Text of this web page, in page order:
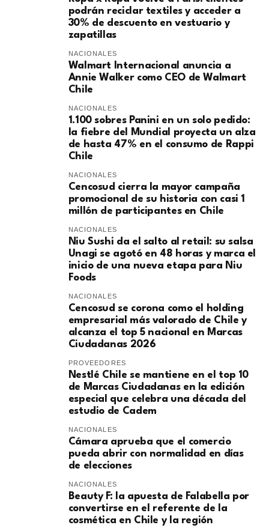
podrán reciclar textiles y acceder a
30% de descuento en vestuario y
zapatillas
NACIONALES
Walmart Internacional anuncia a
Annie Walker como CEO de Walmart
Chile
NACIONALES
1.100 sobres Panini en un solo pedido:
la fiebre del Mundial proyecta un alza
de hasta 47% en el consumo de Rappi
Chile
NACIONALES
Cencosud cierra la mayor campaña
promocional de su historia con casi 1
millón de participantes en Chile
NACIONALES
Niu Sushi da el salto al retail: su salsa
Unagi se agotó en 48 horas y marca el
inicio de una nueva etapa para Niu
Foods
NACIONALES
Cencosud se corona como el holding
empresarial más valorado de Chile y
alcanza el top 5 nacional en Marcas
Ciudadanas 2026
PROVEEDORES
Nestlé Chile se mantiene en el top 10
de Marcas Ciudadanas en la edición
especial que celebra una década del
estudio de Cadem
NACIONALES
Cámara aprueba que el comercio
pueda abrir con normalidad en días
de elecciones
NACIONALES
Beauty F: la apuesta de Falabella por
convertirse en el referente de la
cosmética en Chile y la región